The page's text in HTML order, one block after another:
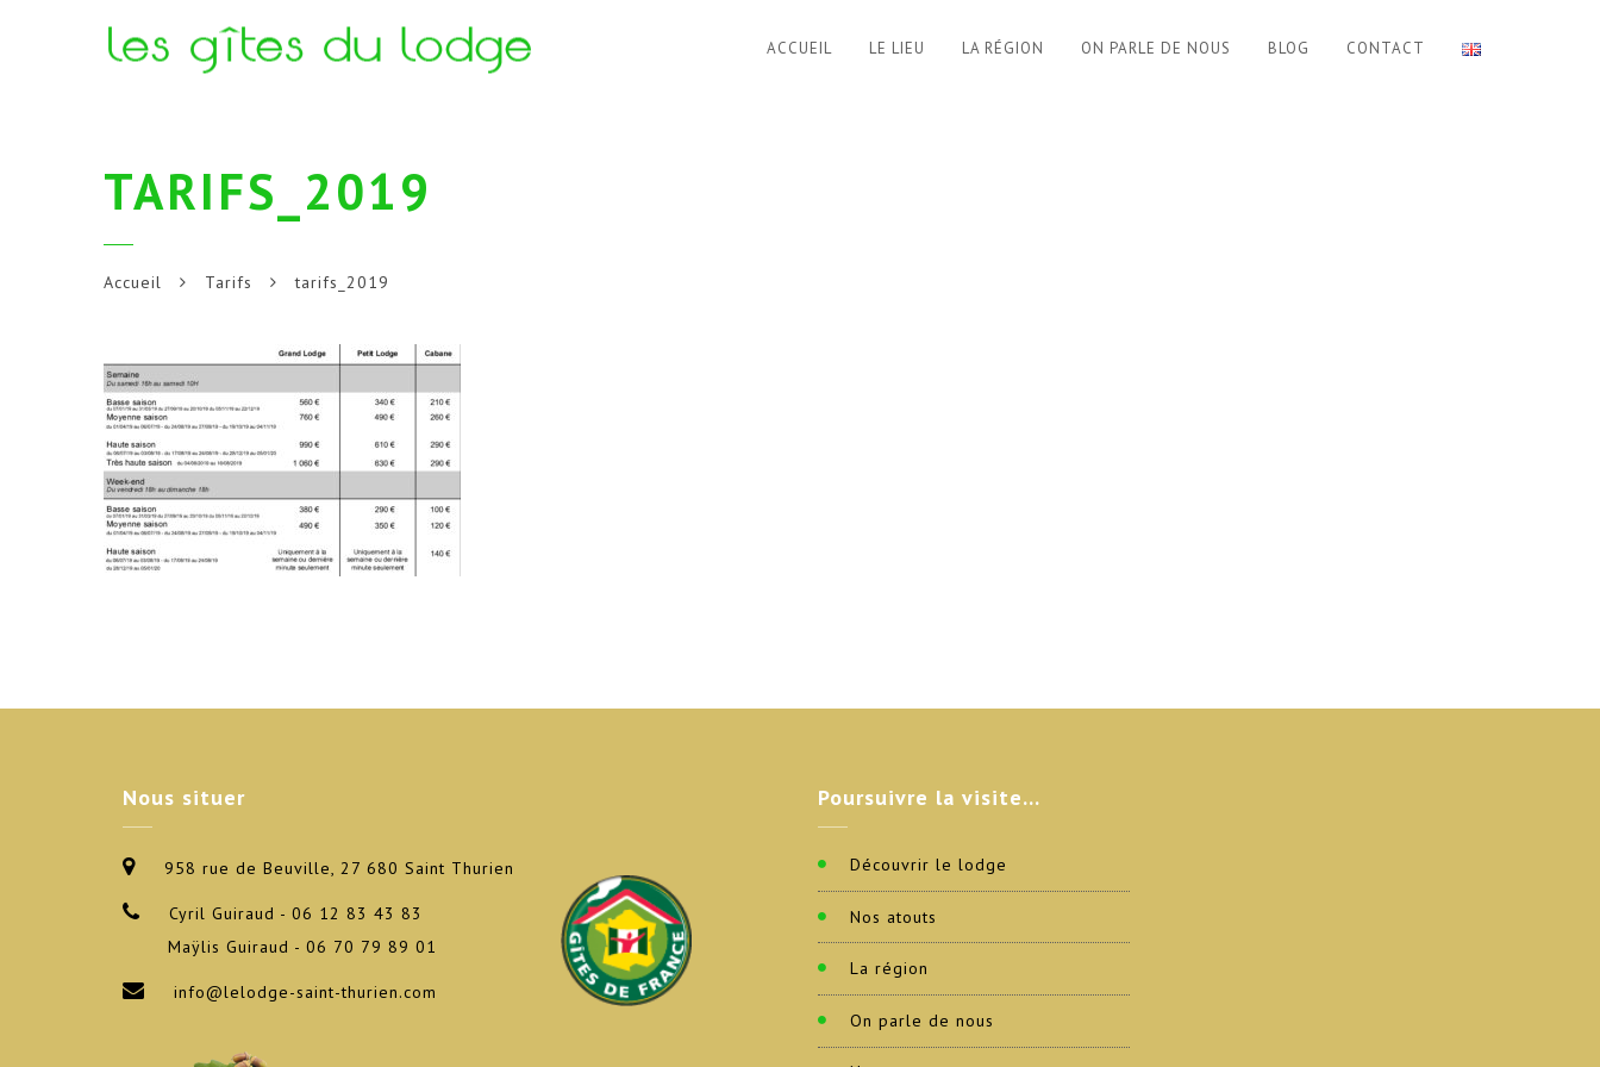
ACCUEIL LE LIEU LA RÉGION ON PARLE DE NOUS BLOG CONTACT
TARIFS_2019
Accueil Tarifs tarifs_2019
Nous situer
958 rue de Beuville, 27 680 Saint Thurien
Cyril Guiraud - 06 12 83 43 83
Maÿlis Guiraud - 06 70 79 89 01
info@lelodge-saint-thurien.com
Poursuivre la visite…
Découvrir le lodge
Nos atouts
La région
On parle de nous